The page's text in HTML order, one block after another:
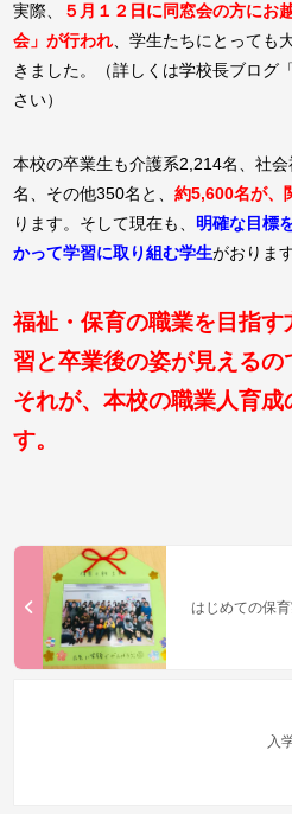
実際、
５月１２日に同窓会の方にお
会」が行われ、学生たちにとっても
きました。（詳しくは学校長ブログ「
さい）
本校の卒業生も介護系2,214名、社
名、その他350名と、約5,600名が、
ります。そして現在も、 明確な目標
かって学習に取り組む学生がおります
福祉・保育の職業を目指
習と卒業後の姿が見えるの
それが、本校の職業人育成
す。
はじめての保
入